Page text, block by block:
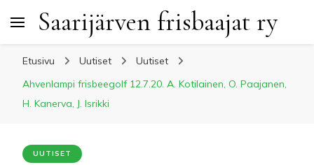
Saarijärven frisbaajat ry
Etusivu Uutiset
Uutiset
Ahvenlampi frisbeegolf 12.7.20. A. Kotilainen, O. Paajanen,
H. Kanerva, J. Isrikki
UUTISET